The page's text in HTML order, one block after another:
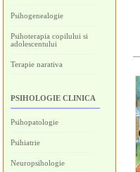
Psihogenealogie
Psihoterapia copilului si
adolescentului
Terapie narativa
PSIHOLOGIE CLINICA
Psihopatologie
Psihiatrie
Neuropsihologie